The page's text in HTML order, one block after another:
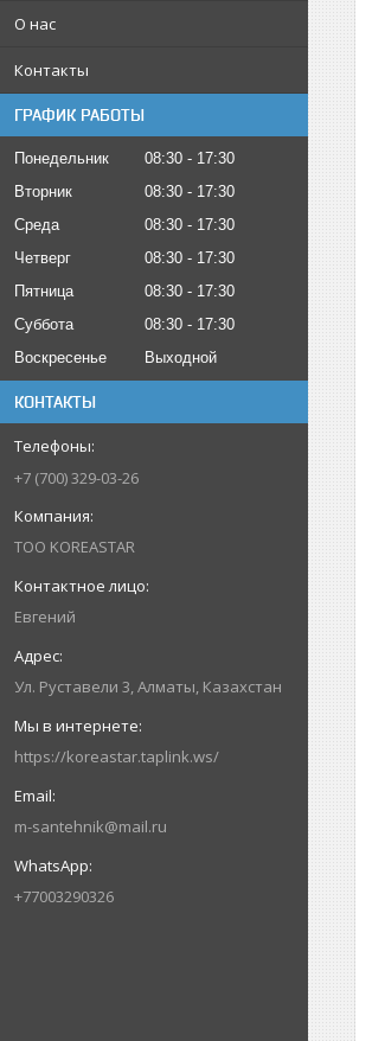
О нас
Контакты
ГРАФИК РАБОТЫ
Понедельник 08:30
17:30
Вторник
08:30
17:30
Среда
08:30
17:30
Четверг
08:30
17:30
Пятница
08:30
17:30
Суббота
08:30
17:30
Воскресенье
Выходной
КОНТАКТЫ
+7 (700) 329-03-26
ТОО KOREASTAR
Евгений
Ул. Руставели 3, Алматы, Казахстан
https://koreastar.taplink.ws/
m-santehnik@mail.ru
+77003290326